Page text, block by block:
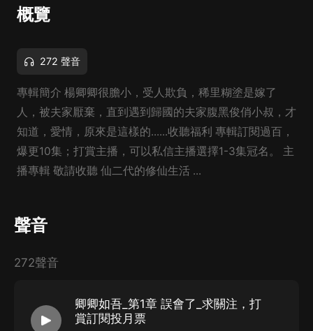
概覽
272 聲音
專輯簡介 楊卿卿很膽小，受人欺負，稀里糊塗是嫁了
人，被夫家厭棄，直到遇到歸國的夫家腹黑俊俏小叔，才
知道，愛情，原來是這樣的......收聽福利 專輯訂閱過百，
爆更10集；打賞主播，可以私信主播選擇1-3集冠名。 主
播專輯 敬請收聽 仙二代的修仙生活 ...
聲音
272聲音
卿卿如吾_第1章 誤會了_求關注，打
賞訂閱投月票